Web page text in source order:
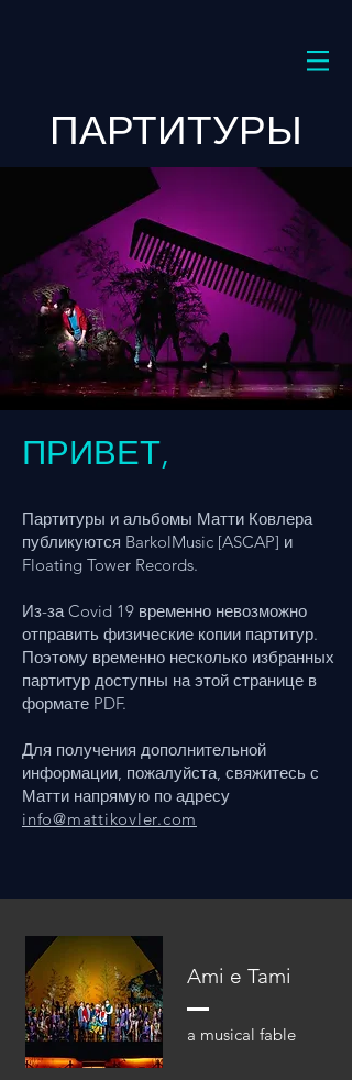
ПАРТИТУРЫ
ПРИВЕТ,
Партитуры и альбомы Матти Ковлера
публикуются BarkolMusic [ASCAP] и
Floating Tower Records.
Из-за Covid 19 временно невозможно
отправить физические копии партитур.
Поэтому временно несколько избранных
партитур доступны на этой странице в
формате PDF.
Для получения дополнительной
информации, пожалуйста, свяжитесь с
Матти напрямую по адресу
info@mattikovler.com
Ami e Tami
a musical fable